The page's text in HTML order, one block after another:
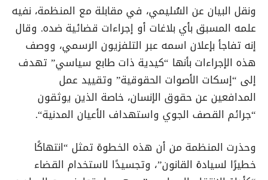
ونقل البيان عن السُليمي، في مقابلة مع المنظمة، نفيه
علمه المسبق بأي بلاغات أو إجراءات قضائية ضده. وقال
إنه تفاجأ بإعلان اسمه عبر التلفزيون الرسمي، ووصف
هذه الإجراءات بأنها “كيدية ذات طابع سياسي” تهدف
إلى “إسكات الأصوات الحقوقية” وتقييد عمل
المدافعين عن حقوق الإنسان، خاصة الذين يوثقون
“جرائم القصف الجوي واستهداف الأعيان المدنية“.
وحذرت المنظمة من أن هذه الخطوة تمثل “انتهاكًا
خطيرًا لسيادة القانون”، وتجسيدًا لاستخدام القضاء